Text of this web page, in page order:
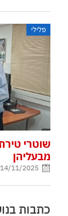
פלילי
שוטרי
מבעליהן
14/11/2025
כתבות